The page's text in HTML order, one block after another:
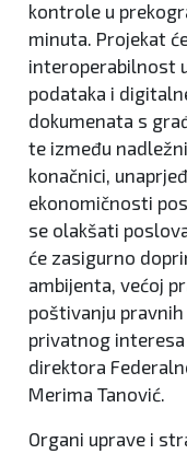
kontrole u
minuta. Projekat
interoperabilnost
podataka i
dokumenata s
te između
konačnici,
ekonomičnosti
se olakšati
će zasigurno
ambijenta, većoj
poštivanju
privatnog interesa
direktora
Merima Tanović.
Organi uprave i